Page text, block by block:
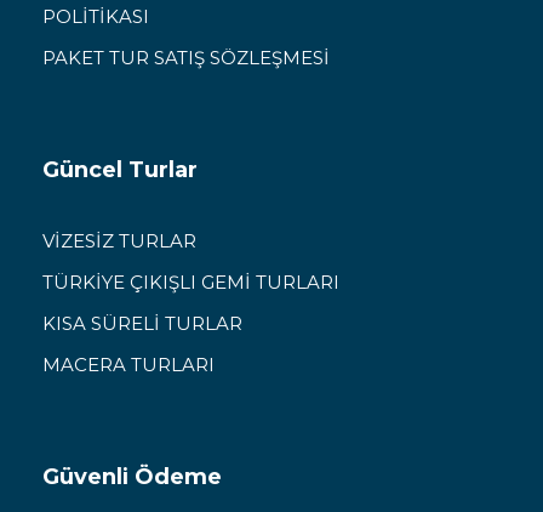
POLİTİKASI
PAKET TUR SATIŞ SÖZLEŞMESİ
Güncel Turlar
VİZESİZ TURLAR
TÜRKİYE ÇIKIŞLI GEMİ TURLARI
KISA SÜRELİ TURLAR
MACERA TURLARI
Güvenli Ödeme